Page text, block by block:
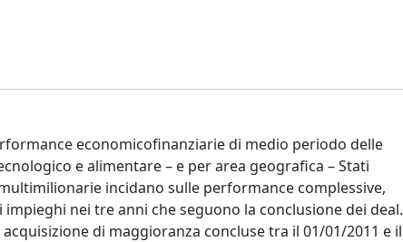
economicofinanziarie di medio periodo delle
e alimentare – e per area geografica – Stati
incidano sulle performance complessive,
nei tre anni che seguono la conclusione dei deal.
di maggioranza concluse tra il 01/01/2011 e il